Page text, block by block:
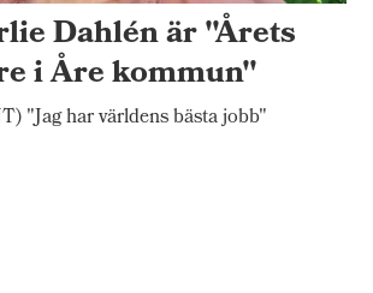
Dahlén är "Årets
i Åre kommun"
"Jag har världens bästa jobb"